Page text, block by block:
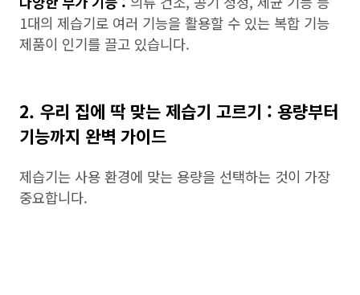
1대의 제습기로 여러 기능을 활용할 수 있는 복합 기능
제품이 인기를 끌고 있습니다.
2. 우리 집에 딱 맞는 제습기 고르기 : 용량부터
기능까지 완벽 가이드
제습기는 사용 환경에 맞는 용량을 선택하는 것이 가장
중요합니다.